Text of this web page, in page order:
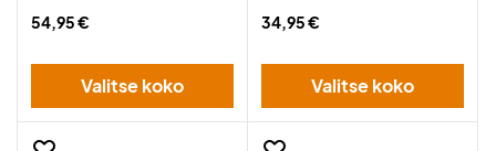
54,95 €
Valitse koko
34,95 €
Valitse koko